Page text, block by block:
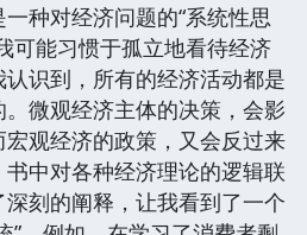
种对经济问题的“系统性思
可能习惯于孤立地看待经济
识到，所有的经济活动都是
微观经济主体的决策，会影
观经济的政策，又会反过来
中对各种经济理论的逻辑联
刻的阐释，让我看到了一个